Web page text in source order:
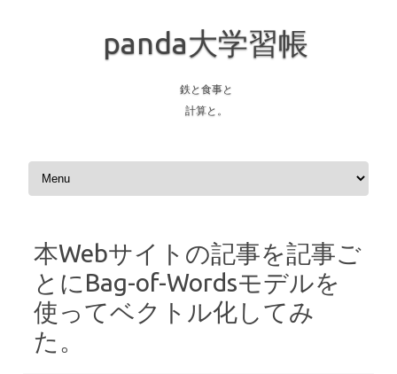
panda大学習帳
鉄と食事と
計算と。
Skip to content
本Webサイトの記事を記事ご
とにBag-of-Wordsモデルを
使ってベクトル化してみ
た。